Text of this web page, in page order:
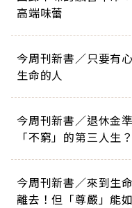
高端味蕾
今周刊新書／只要有
生命的人
今周刊新書／退休金
「不窮」的第三人生？
今周刊新書／來到生
離去！但「尊嚴」能